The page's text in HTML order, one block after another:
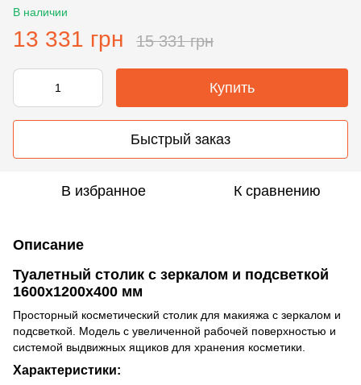
В наличии
13 331 грн 15 331 грн
Купить
Быстрый заказ
В избранное К сравнению
Описание
Туалетный столик с зеркалом и подсветкой
1600х1200х400 мм
Просторный косметический столик для макияжа с зеркалом и
подсветкой. Модель с увеличенной рабочей поверхностью и
системой выдвижных ящиков для хранения косметики.
Характеристики: